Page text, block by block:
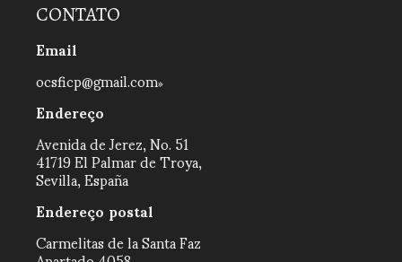
CONTATO
Email
ocsficp@gmail.com
Endereço
Avenida de Jerez, No. 51
41719 El Palmar de Troya,
Sevilla, España
Endereço postal
Carmelitas de la Santa Faz